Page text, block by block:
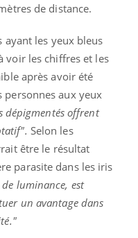
de distance.
ayant les yeux bleus
voir les chiffres et les
après avoir été
personnes aux yeux
dépigmentés offrent
Selon les
être le résultat
parasite dans les iris
luminance, est
un avantage dans